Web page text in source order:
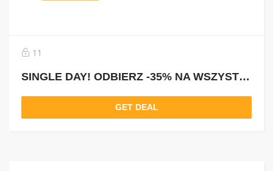
11
SINGLE DAY! ODBIERZ -35% NA WSZYSTKO Z KODEM: SINGLE35
GET DEAL